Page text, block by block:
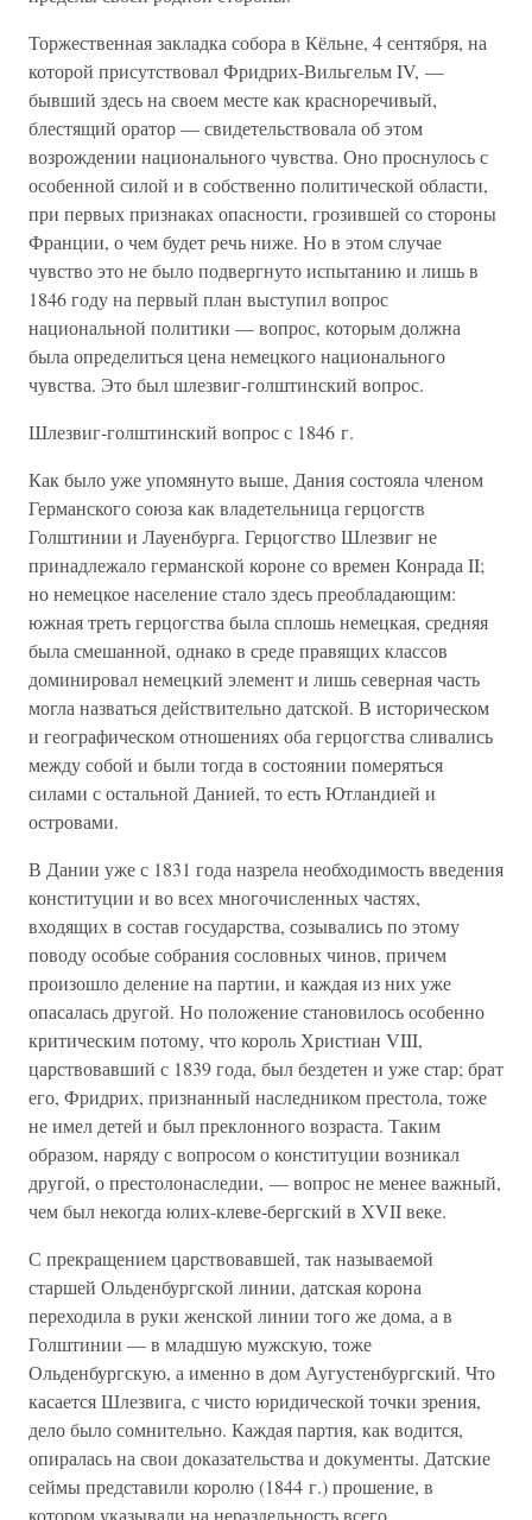
Торжественная закладка собора в Кёльне, 4 сентября, на
которой присутствовал Фридрих-Вильгельм IV, —
бывший здесь на своем месте как красноречивый,
блестящий оратор — свидетельствовала об этом
возрождении национального чувства. Оно проснулось с
особенной силой и в собственно политической области,
при первых признаках опасности, грозившей со стороны
Франции, о чем будет речь ниже. Но в этом случае
чувство это не было подвергнуто испытанию и лишь в
1846 году на первый план выступил вопрос
национальной политики — вопрос, которым должна
была определиться цена немецкого национального
чувства. Это был шлезвиг-голштинский вопрос.
Шлезвиг-голштинский вопрос с 1846 г.
Как было уже упомянуто выше, Дания состояла членом
Германского союза как владетельница герцогств
Голштинии и Лауенбурга. Герцогство Шлезвиг не
принадлежало германской короне со времен Конрада II;
но немецкое население стало здесь преобладающим:
южная треть герцогства была сплошь немецкая, средняя
была смешанной, однако в среде правящих классов
доминировал немецкий элемент и лишь северная часть
могла назваться действительно датской. В историческом
и географическом отношениях оба герцогства сливались
между собой и были тогда в состоянии померяться
силами с остальной Данией, то есть Ютландией и
островами.
В Дании уже с 1831 года назрела необходимость введения
конституции и во всех многочисленных частях,
входящих в состав государства, созывались по этому
поводу особые собрания сословных чинов, причем
произошло деление на партии, и каждая из них уже
опасалась другой. Но положение становилось особенно
критическим потому, что король Христиан VIII,
царствовавший с 1839 года, был бездетен и уже стар; брат
его, Фридрих, признанный наследником престола, тоже
не имел детей и был преклонного возраста. Таким
образом, наряду с вопросом о конституции возникал
другой, о престолонаследии, — вопрос не менее важный,
чем был некогда юлих-клеве-бергский в XVII веке.
С прекращением царствовавшей, так называемой
старшей Ольденбургской линии, датская корона
переходила в руки женской линии того же дома, а в
Голштинии — в младшую мужскую, тоже
Ольденбургскую, а именно в дом Аугустенбургский. Что
касается Шлезвига, с чисто юридической точки зрения,
дело было сомнительно. Каждая партия, как водится,
опиралась на свои доказательства и документы. Датские
сеймы представили королю (1844 г.) прошение, в
котором указывали на нераздельность всего